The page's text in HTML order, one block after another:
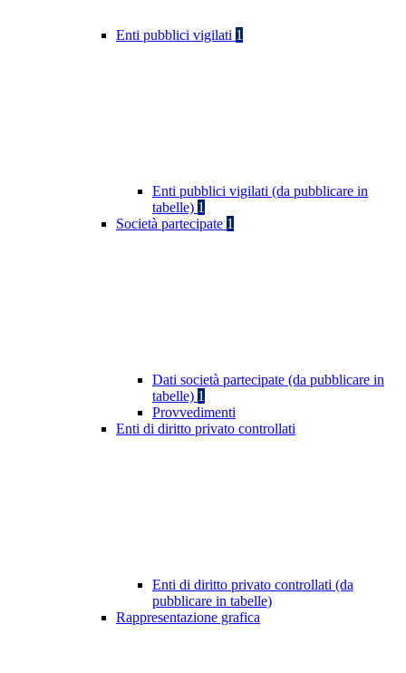
Enti pubblici vigilati 1
Enti pubblici vigilati (da pubblicare in
tabelle) 1
Società partecipate 1
Dati società partecipate (da pubblicare in
tabelle) 1
Provvedimenti
Enti di diritto privato controllati
Enti di diritto privato controllati (da
pubblicare in tabelle)
Rappresentazione grafica